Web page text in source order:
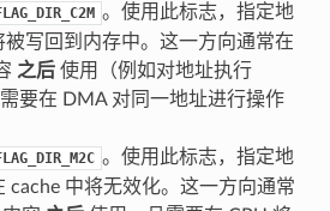
。使用此标志，指定地
写回到内存中。这一方向通常在
之后使用（例如对地址执行
要在 DMA 对同一地址进行操作
。使用此标志，指定地
cache 中将无效化。这一方向通常